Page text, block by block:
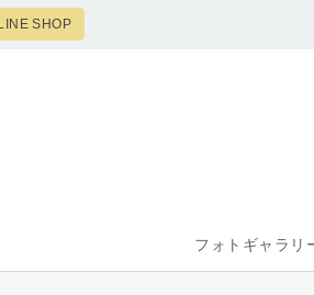
SHOP
フォトギャラリ